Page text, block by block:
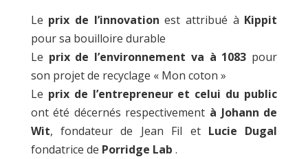
Le prix de l’innovation est attribué à Kippit
pour sa bouilloire durable
Le prix de l’environnement va à 1083 pour
son projet de recyclage « Mon coton »
Le prix de l’entrepreneur et celui du public
ont été décernés respectivement à Johann de
Wit, fondateur de Jean Fil et Lucie Dugal
fondatrice de Porridge Lab .